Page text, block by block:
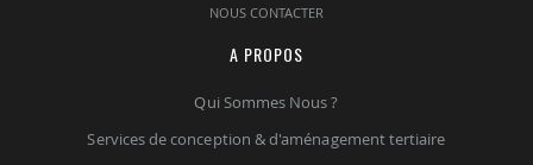
NOUS CONTACTER
A PROPOS
Qui Sommes Nous ?
Services de conception & d'aménagement tertiaire